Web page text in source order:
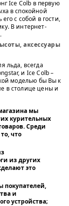
Ice Colb в первую
в спокойной
с собой в гости,
В интернет-
аксессуары
льда, всегда
и Ice Colb –
моделью бы Вы к
в столице цены и
мы
курительных
Среди
что
из других
это
покупателей,
и
устройства;